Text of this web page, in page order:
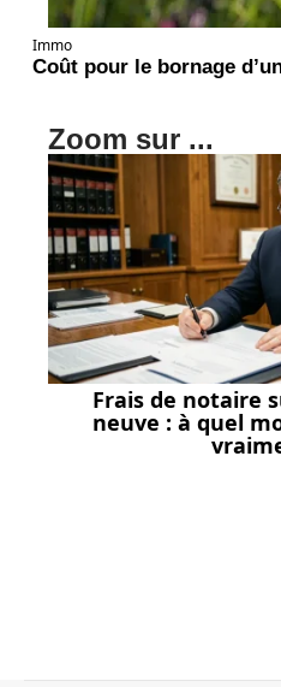
Immo
Coût pour le bornage
Zoom sur ...
Frais de notaire
neuve : à quel